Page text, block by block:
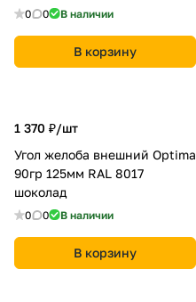
0 0 В наличии
В корзину
1 370 ₽/шт
Угол желоба внешний Optima
90гр 125мм RAL 8017
шоколад
0 0 В наличии
В корзину